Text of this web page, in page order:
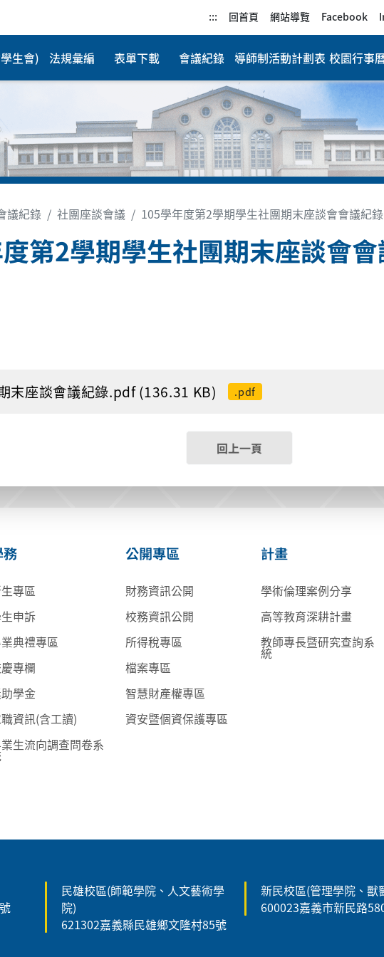
::: 回首頁 網站導覽 Facebook
生會) 法規彙編 表單下載 會議紀錄 導師制活動計劃表 校園行事
議紀錄 社團座談會議 105學年度第2學期學生社團期末座談會會議紀錄
第2學期學生社團期末座談會
末座談會議紀錄.pdf (136.31 KB) .pdf
回上一頁
務
專區
申訴
典禮專區
專欄
學金
資訊(含工讀)
生流向調查問卷系
公開專區
財務資訊公開
校務資訊公開
所得稅專區
檔案專區
智慧財產權專區
資安暨個資保護專區
計畫
學術倫理案例分享
高等教育深耕計畫
教師專長暨研究查詢系
統
民雄校區(師範學院、人文藝術學
院)
621302嘉義縣民雄鄉文隆村85號
新民校區(管理學院、獸
600023嘉義市新民路